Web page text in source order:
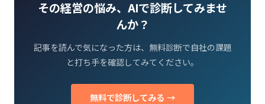
その経営の悩み、AIで診断してみませ
んか？
記事を読んで気になった方は、無料診断で自社の課題
と打ち手を確認してみてください。
無料で診断してみる →